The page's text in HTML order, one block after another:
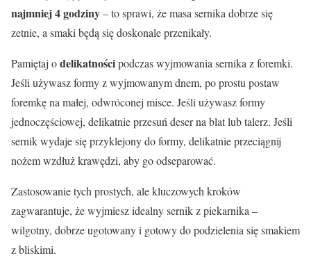
najmniej 4 godziny– to sprawi, że masa sernika dobrze się
zetnie, a smaki będą się doskonale przenikały.
Pamiętaj odelikatnościpodczas wyjmowania sernika z foremki.
Jeśli używasz formy z wyjmowanym dnem, po prostu postaw
foremkę na małej, odwróconej misce. Jeśli używasz formy
jednoczęściowej, delikatnie przesuń deser na blat lub talerz. Jeśli
sernik wydaje się przyklejony do formy, delikatnie przeciągnij
nożem wzdłuż krawędzi, aby go odseparować.
Zastosowanie tych prostych, ale kluczowych kroków
zagwarantuje, że wyjmiesz idealny sernik z piekarnika –
wilgotny, dobrze ugotowany i gotowy do podzielenia się smakiem
z bliskimi.